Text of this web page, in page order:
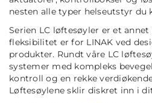
nesten alle typer helseutstyr du
Serien LC løftesøyler er et
fleksibilitet er for LINAK ved
produkter. Rundt våre LC
systemer med kompleks
kontroll og en rekke
Løftesøylene sklir diskret inn i